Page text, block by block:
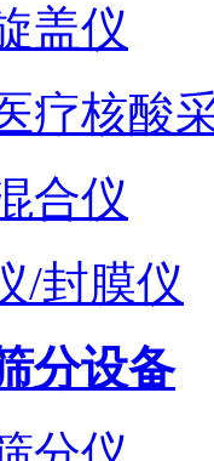
盖仪
疗核酸
合仪
/封膜仪
分设备